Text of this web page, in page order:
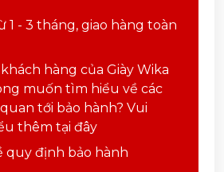
1 - 3 tháng, giao hàng toàn
hàng của Giày Wika
muốn tìm hiểu về các
tới bảo hành? Vui
thêm tại đây
quy định bảo hành